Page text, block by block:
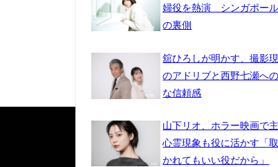
婦役を熱演 シンガポー
の裏側
舘ひろしが明かす、撮影
のアドリブと西野七瀬へ
な信頼感
山下リオ、ホラー映画で
心霊現象も役に活かす「
かれてもいい役だから」